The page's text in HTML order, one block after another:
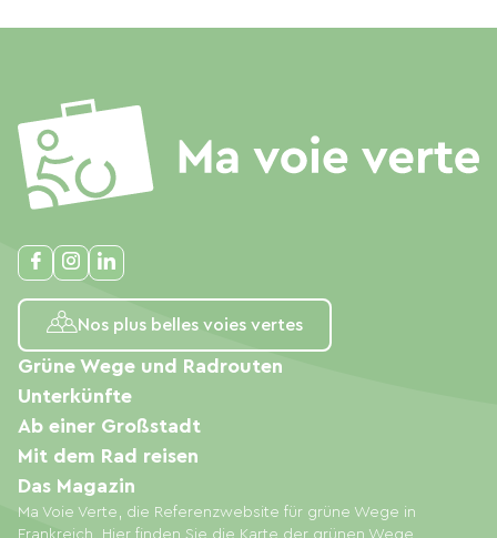
Nos plus belles voies vertes
Ma Voie Verte, die Referenzwebsite für grüne Wege in
Frankreich. Hier finden Sie die Karte der grünen Wege
Grüne Wege und Radrouten
Unterkünfte
Ab einer Großstadt
Mit dem Rad reisen
Das Magazin